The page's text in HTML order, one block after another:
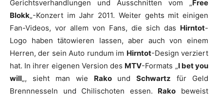
Gerichtsverhandlungen und Ausschnitten vom „Free
Blokk„-Konzert im Jahr 2011. Weiter gehts mit einigen
Fan-Videos, vor allem von Fans, die sich das Hirntot-
Logo haben tätowieren lassen, aber auch von einem
Herren, der sein Auto rundum im Hirntot-Design verziert
hat. In ihrer eigenen Version des MTV-Formats „I bet you
will„, sieht man wie RakoundSchwartz für Geld
Brennnesseln und Chilischoten essen. Rako beweist